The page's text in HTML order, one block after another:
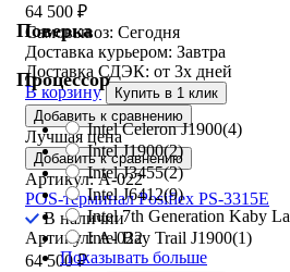
Поверка
Процессор
Intel Celeron J1900(4)
Intel J1900(2)
Intel J3455(2)
Intel J6412(9)
Intel 7th Generation Kaby
Intel Bay Trail J1900(1)
Показывать больше
64 500 ₽
Самовывоз: Сегодня
Доставка курьером: Завтра
Доставка СДЭК: от 3х дней
В корзину
Купить в 1 клик
Добавить к сравнению
Лучшая цена
Добавить к сравнению
Артикул: A-022
POS-терминал Posiflex PS-3315E
В наличии
Артикул: A-022
64 500₽